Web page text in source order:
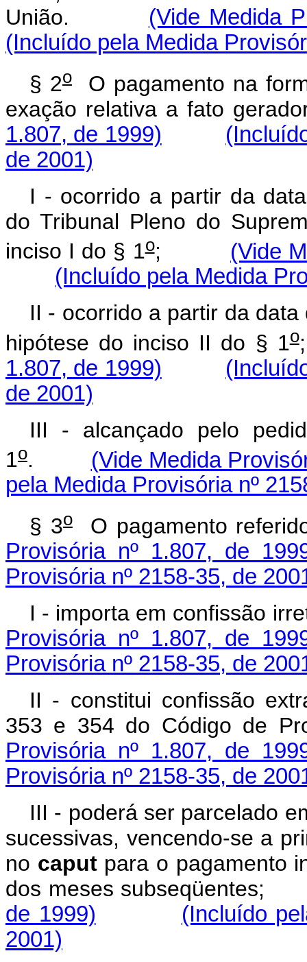
União. (Vide Medida
(Incluído pela Medida
§ 2oO pagamento na
exação relativa a fato
1.807, de 1999)
de 2001)
I - ocorrido a partir da
do Tribunal Pleno do
inciso I do § 1o; (Vide
(Incluído pela Medida
II - ocorrido a partir da
hipótese do inciso II do § 1o
1.807, de 1999)
de 2001)
III - alcançado pelo
1o. (Vide Medida
pela Medida Provisória nº
§ 3oO pagamento
Provisória nº 1.807, de
Provisória nº 2158-35, de
I - importa em
Provisória nº 1.807, de
Provisória nº 2158-35, de
II - constitui confissão
353 e 354 do Código de
Provisória nº 1.807, de
Provisória nº 2158-35, de
III - poderá ser parcelado
sucessivas, vencendo-se a
no caputpara o pagamento
dos meses
de 1999)
(Incluído
2001)